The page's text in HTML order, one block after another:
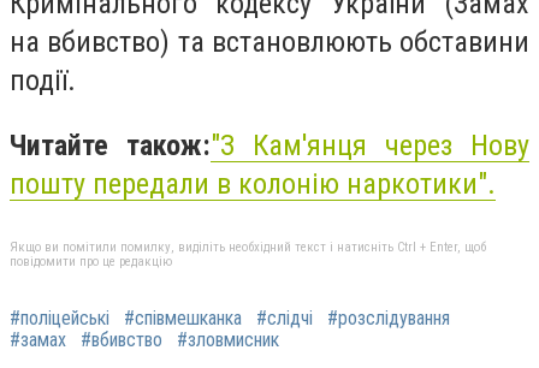
на вбивство) та встановлюють обставини
події.
Читайте також:"З Кам'янця через Нову
пошту передали в колонію наркотики".
Якщо ви помітили помилку, виділіть необхідний текст і натисніть Ctrl + Enter, щоб
повідомити про це редакцію
#поліцейські #співмешканка #слідчі
#розслідування
#замах
#вбивство #зловмисник